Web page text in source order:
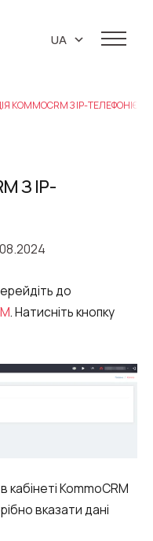
24/7
UA
KOMMOCRM З IP-ТЕЛЕФОНІЄЮ
З IP-
до
. Натисніть кнопку
KommoCRM
вказати дані